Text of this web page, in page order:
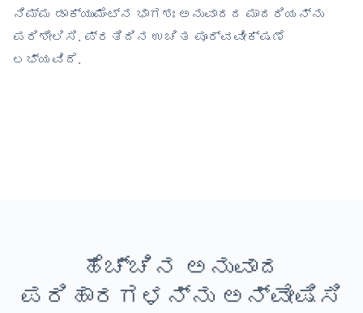
ನಿಮ್ಮ ಡಾಕ್ಯುಮೆಂಟ್‌ನ ಭಾಗಶಃ ಅನುವಾದದ ಮಾದರಿಯನ್ನು
ಪರಿಶೀಲಿಸಿ. ಪ್ರತಿದಿನ ಉಚಿತ ಪೂರ್ವವೀಕ್ಷಣೆ
ಲಭ್ಯವಿದೆ.
ಹೆಚ್ಚಿನ ಅನುವಾದ
ಪರಿಹಾರಗಳನ್ನು ಅನ್ವೇಷಿಸಿ